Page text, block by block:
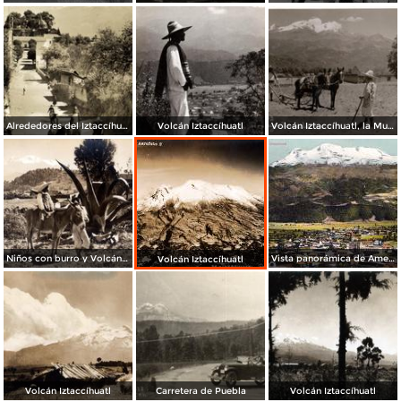
Alrededores del Iztaccíhuatl Volcán Iztaccíhuatl Volcán Iztaccíhuatl, la Mujer Dormida
Niños con burro y Volcán Iztaccíhuatl Volcán Iztaccíhuatl Vista panorámica de Amecameca y el Iztaccíhuatl
Volcán Iztaccíhuatl Carretera de Puebla Volcán Iztaccíhuatl